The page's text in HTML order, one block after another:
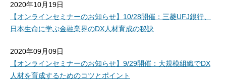
2020年10月19日
【オンラインセミナーのお知らせ】10/28開催：三菱UFJ銀行、
日本生命に学ぶ金融業界のDX人材育成の秘訣
2020年09月09日
【オンラインセミナーのお知らせ】9/29開催：大規模組織でDX
人材を育成するためのコツとポイント